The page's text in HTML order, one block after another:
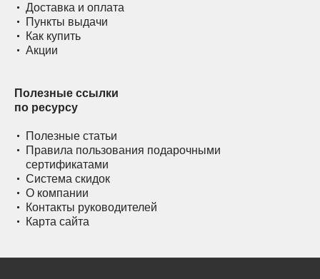
Доставка и оплата
Пункты выдачи
Как купить
Акции
Полезные ссылки
по ресурсу
Полезные статьи
Правила пользования подарочными
сертификатами
Система скидок
О компании
Контакты руководителей
Карта сайта